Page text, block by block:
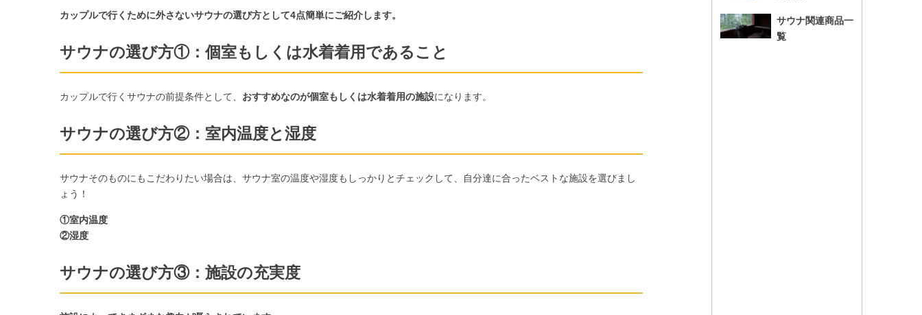
カップルで行くために外さないサウナの選び方として4点簡単にご紹介します。
サウナの選び方①：個室もしくは水着着用であること
カップルで行くサウナの前提条件として、 おすすめなのが個室もしくは水着着用の施設になります。
サウナの選び方②：室内温度と湿度
サウナそのものにもこだわりたい場合は、サウナ室の温度や湿度もしっかりとチェックして、自分達に合ったベストな施設を選びまし
ょう！
①室内温度
②湿度
サウナの選び方③：施設の充実度
サウナ関連商品一
覧